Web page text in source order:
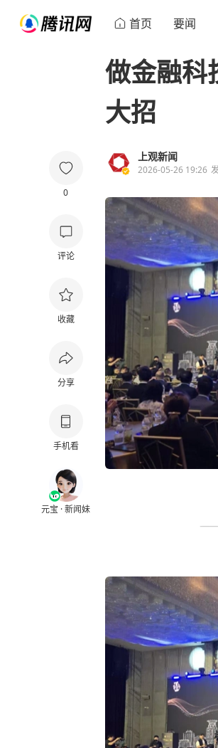
首页 要闻
0
评论
收藏
分享
手机看
元宝 · 新闻妹
做金融科
大招
上观新闻
2026-05-26 19:26